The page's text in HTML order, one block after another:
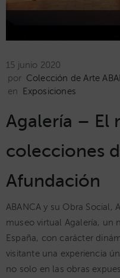
15 junio 2020
por Colección de Arte
en
Exposiciones
Agalería – El
colecciones
Afundación
ABANCA y su Obra Social,
museo virtual Agalería, un
España, con carácter
visitante una experiencia
no solo en las obras